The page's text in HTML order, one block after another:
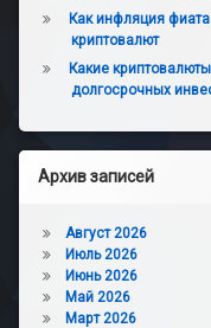
Как инфляция
криптовалют
Какие
долгосрочных
Архив записей
Август 2026
Июль 2026
Июнь 2026
Май 2026
Март 2026